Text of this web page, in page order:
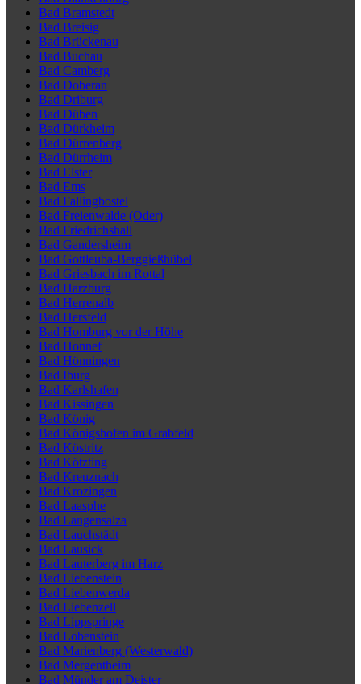
Bad Bramstedt
Bad Breisig
Bad Brückenau
Bad Buchau
Bad Camberg
Bad Doberan
Bad Driburg
Bad Düben
Bad Dürkheim
Bad Dürrenberg
Bad Dürrheim
Bad Elster
Bad Ems
Bad Fallingbostel
Bad Freienwalde (Oder)
Bad Friedrichshall
Bad Gandersheim
Bad Gottleuba-Berggießhübel
Bad Griesbach im Rottal
Bad Harzburg
Bad Herrenalb
Bad Hersfeld
Bad Homburg vor der Höhe
Bad Honnef
Bad Hönningen
Bad Iburg
Bad Karlshafen
Bad Kissingen
Bad König
Bad Königshofen im Grabfeld
Bad Köstritz
Bad Kötzting
Bad Kreuznach
Bad Krozingen
Bad Laasphe
Bad Langensalza
Bad Lauchstädt
Bad Lausick
Bad Lauterberg im Harz
Bad Liebenstein
Bad Liebenwerda
Bad Liebenzell
Bad Lippspringe
Bad Lobenstein
Bad Marienberg (Westerwald)
Bad Mergentheim
Bad Münder am Deister